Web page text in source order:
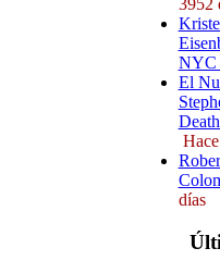
NYC
El
días